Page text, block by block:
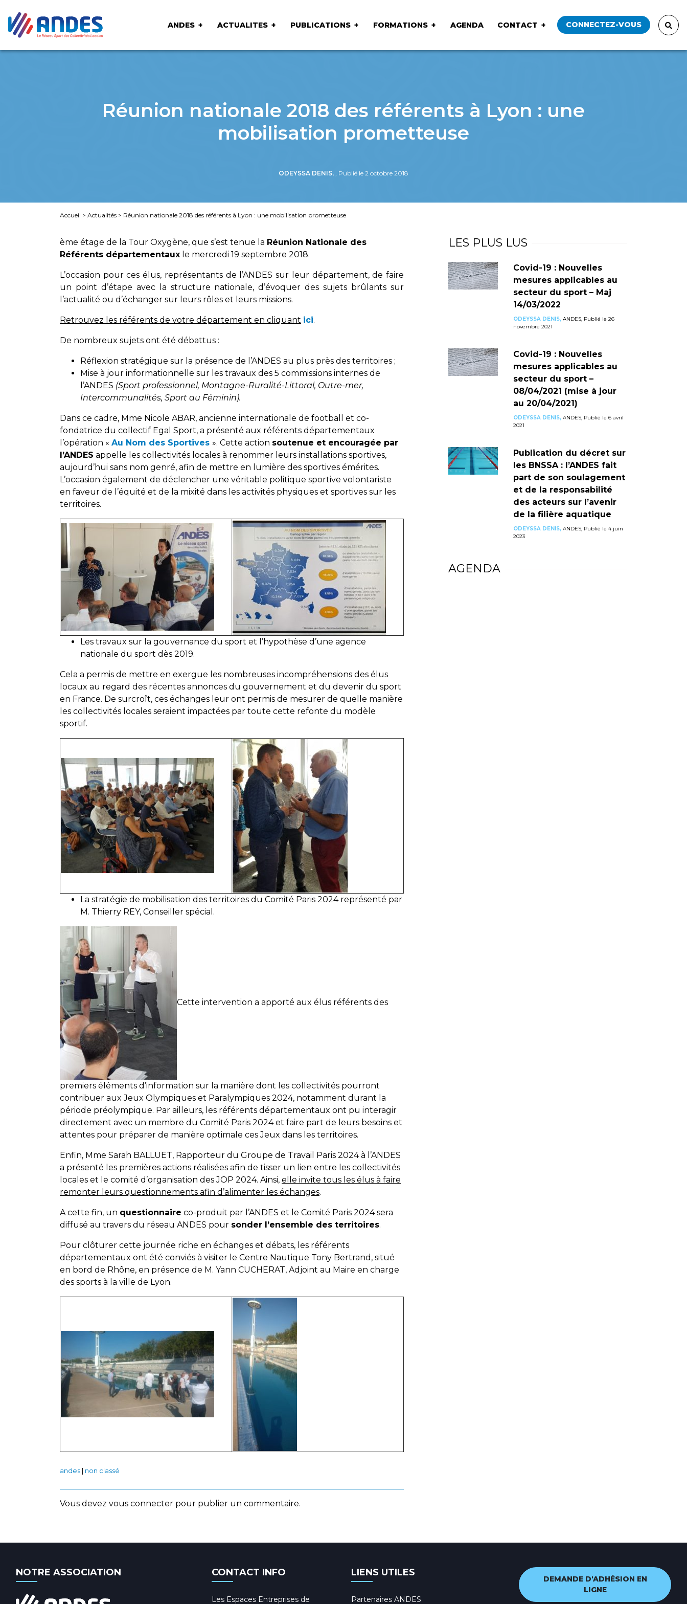
ANDES ACTUALITES PUBLICATIONS FORMATIONS AGENDA CONTACT CONNECTEZ-VOUS
Réunion nationale 2018 des référents à Lyon : une
mobilisation prometteuse
ODEYSSA DENIS, , Publié le 2 octobre 2018
Accueil > Actualités > Réunion nationale 2018 des référents à Lyon : une mobilisation prometteuse
ème étage de la Tour Oxygène, que s’est tenue la Réunion Nationale des
Référents départementaux le mercredi 19 septembre 2018.
L’occasion pour ces élus, représentants de l’ANDES sur leur département, de faire
un point d’étape avec la structure nationale, d’évoquer des sujets brûlants sur
l’actualité ou d’échanger sur leurs rôles et leurs missions.
Retrouvez les référents de votre département en cliquant ici.
De nombreux sujets ont été débattus :
Réflexion stratégique sur la présence de l’ANDES au plus près des territoires ;
Mise à jour informationnelle sur les travaux des 5 commissions internes de
l’ANDES (Sport professionnel, Montagne-Ruralité-Littoral, Outre-mer,
Intercommunalités, Sport au Féminin).
Dans ce cadre, Mme Nicole ABAR, ancienne internationale de football et co-
fondatrice du collectif Egal Sport, a présenté aux référents départementaux
l’opération « Au Nom des Sportives ». Cette action soutenue et encouragée par
l’ANDES appelle les collectivités locales à renommer leurs installations sportives,
aujourd’hui sans nom genré, afin de mettre en lumière des sportives émérites.
L’occasion également de déclencher une véritable politique sportive volontariste
en faveur de l’équité et de la mixité dans les activités physiques et sportives sur les
territoires.
Les travaux sur la gouvernance du sport et l’hypothèse d’une agence
nationale du sport dès 2019.
Cela a permis de mettre en exergue les nombreuses incompréhensions des élus
locaux au regard des récentes annonces du gouvernement et du devenir du sport
en France. De surcroît, ces échanges leur ont permis de mesurer de quelle manière
les collectivités locales seraient impactées par toute cette refonte du modèle
sportif.
La stratégie de mobilisation des territoires du Comité Paris 2024 représenté par
M. Thierry REY, Conseiller spécial.
Cette intervention a apporté aux élus référents des
premiers éléments d’information sur la manière dont les collectivités pourront
contribuer aux Jeux Olympiques et Paralympiques 2024, notamment durant la
période préolympique. Par ailleurs, les référents départementaux ont pu interagir
directement avec un membre du Comité Paris 2024 et faire part de leurs besoins et
attentes pour préparer de manière optimale ces Jeux dans les territoires.
Enfin, Mme Sarah BALLUET, Rapporteur du Groupe de Travail Paris 2024 à l’ANDES
a présenté les premières actions réalisées afin de tisser un lien entre les collectivités
locales et le comité d’organisation des JOP 2024. Ainsi, elle invite tous les élus à faire
remonter leurs questionnements afin d’alimenter les échanges.
A cette fin, un questionnaire co-produit par l’ANDES et le Comité Paris 2024 sera
diffusé au travers du réseau ANDES pour sonder l’ensemble des territoires.
Pour clôturer cette journée riche en échanges et débats, les référents
départementaux ont été conviés à visiter le Centre Nautique Tony Bertrand, situé
en bord de Rhône, en présence de M. Yann CUCHERAT, Adjoint au Maire en charge
des sports à la ville de Lyon.
andes non classé
Vous devez vous connecter pour publier un commentaire.
LES PLUS LUS
Covid-19 : Nouvelles
mesures applicables au
secteur du sport – Maj
14/03/2022
ODEYSSA DENIS,ANDES, Publié le 26
novembre 2021
Covid-19 : Nouvelles
mesures applicables au
secteur du sport –
08/04/2021 (mise à jour
au 20/04/2021)
ODEYSSA DENIS,ANDES, Publié le 6 avril
2021
Publication du décret sur
les BNSSA : l’ANDES fait
part de son soulagement
et de la responsabilité
des acteurs sur l’avenir
de la filière aquatique
ODEYSSA DENIS,ANDES, Publié le 4 juin
2023
AGENDA
NOTRE ASSOCIATION CONTACT INFO
Les Espaces Entreprises de
LIENS UTILES
Partenaires ANDES
DEMANDE D'ADHÉSION EN
LIGNE